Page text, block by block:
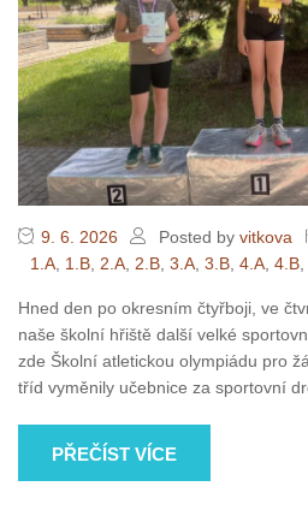
9. 6. 2026 Posted by vitkova
1.A 1.B 2.A 2.B 3.A 3.B 4.A 4.B
Hned den po okresním čtyřboji, ve
naše školní hřiště další velké
zde Školní atletickou olympiádu pro
tříd vyměnily učebnice za sportovní
PŘEČÍST VÍCE